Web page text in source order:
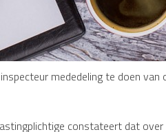
mededeling te doen
constateert dat